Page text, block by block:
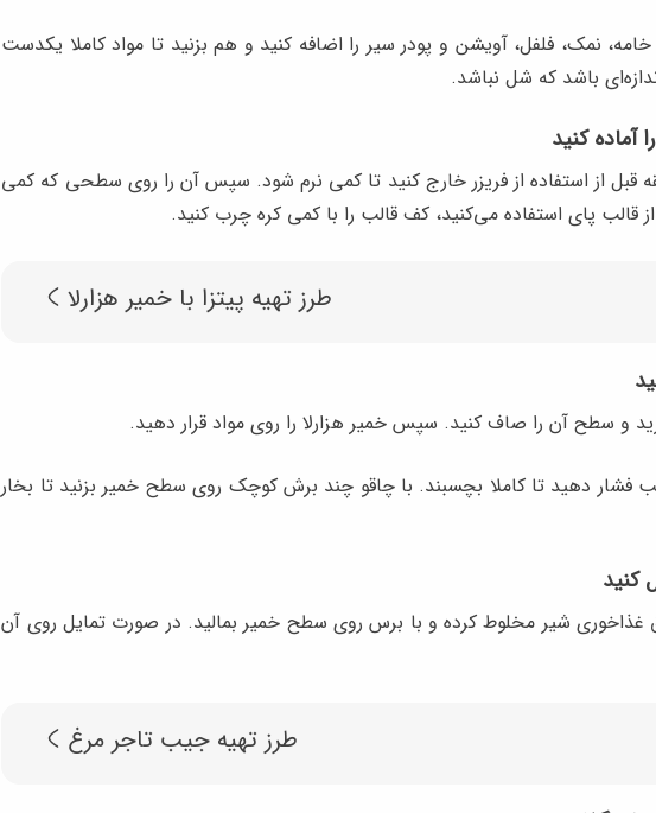
نمک، فلفل، آویشن و پودر سیر را اضافه کنید و هم بزنید تا مواد کاملا یکدست
باشد که شل نباشد.
آماده کنید
هزارلا را حدود ۲۰ دقیقه قبل از استفاده از فریزر خارج کنید تا کمی نرم شود. سپس آن را روی سطحی که کمی
قالب پای استفاده می‌کنید، کف قالب را با کمی کره چرب کنید.
طرز تهیه پیتزا با خمیر هزارلا
و سطح آن را صاف کنید. سپس خمیر هزارلا را روی مواد قرار دهید.
فشار دهید تا کاملا بچسبند. با چاقو چند برش کوچک روی سطح خمیر بزنید تا بخار
کنید
غذاخوری شیر مخلوط کرده و با برس روی سطح خمیر بمالید. در صورت تمایل روی آن
طرز تهیه جیب تاجر مرغ